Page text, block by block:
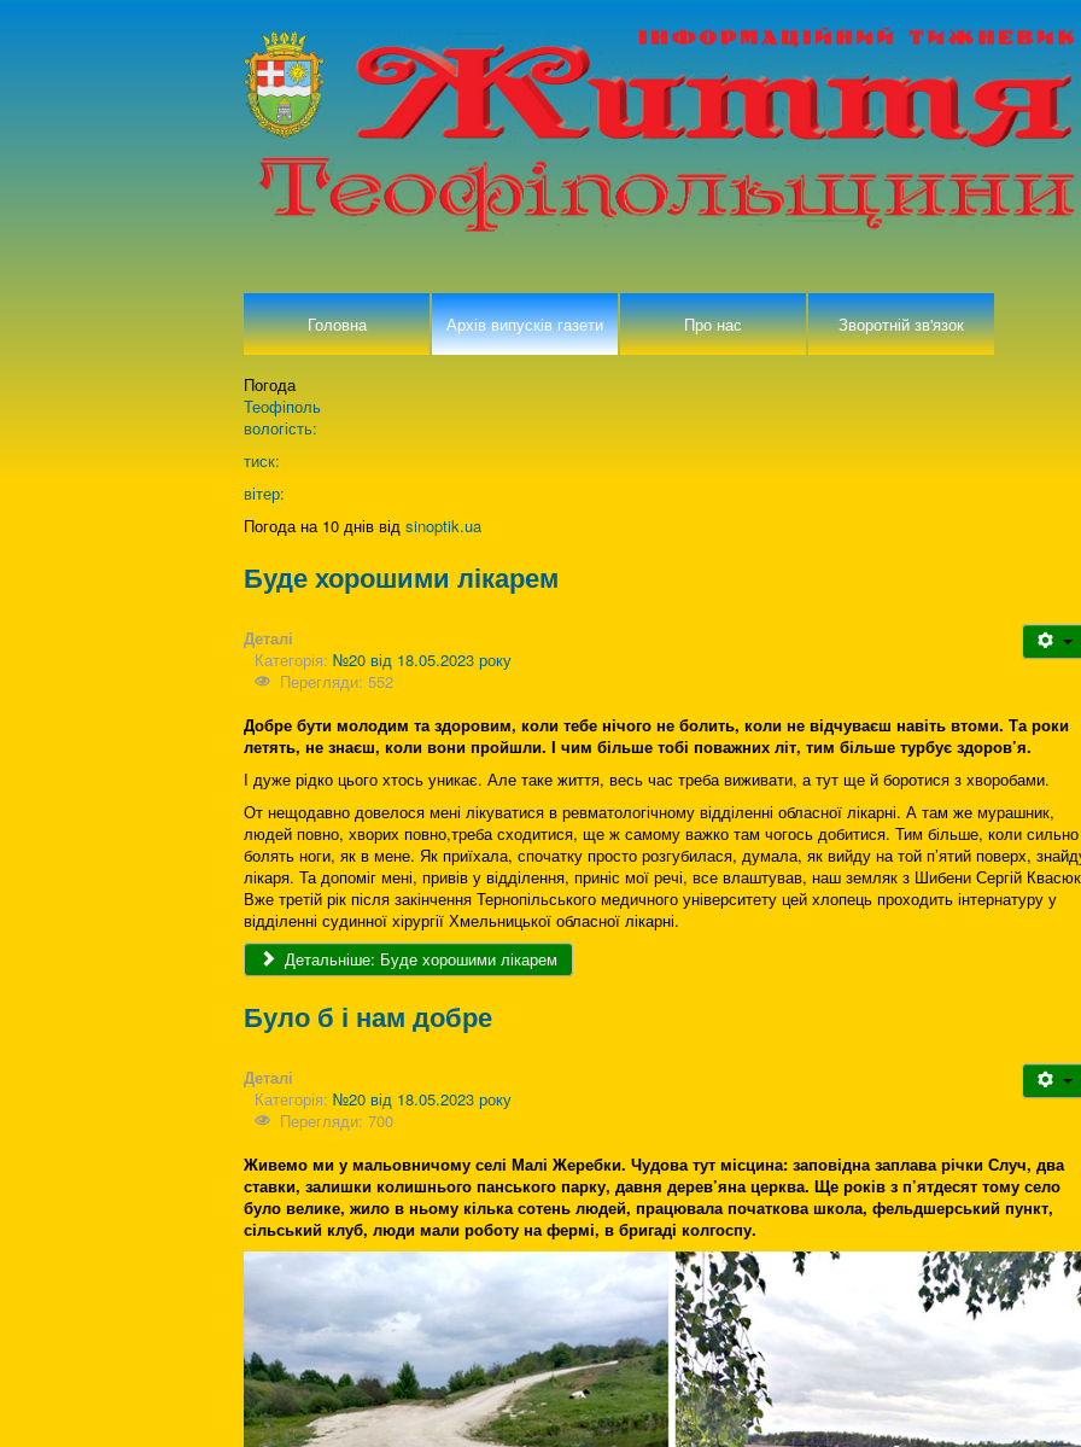
Головна Архів випусків газети Про нас Зворотній зв'язок
Погода
Теофіполь
вологість:
тиск:
вітер:
Погода на 10 днів від sinoptik.ua
Буде хорошими лікарем
Деталі
Категорія: №20 від 18.05.2023 року
Перегляди: 552
Добре бути молодим та здоровим, коли тебе нічого не болить, коли не відчуваєш навіть втоми. Та роки
летять, не знаєш, коли вони пройшли. І чим більше тобі поважних літ, тим більше турбує здоров’я.
І дуже рідко цього хтось уникає. Але таке життя, весь час треба виживати, а тут ще й боротися з хворобами.
От нещодавно довелося мені лікуватися в ревматологічному відділенні обласної лікарні. А там же мурашник,
людей повно, хворих повно,треба сходитися, ще ж самому важко там чогось добитися. Тим більше, коли сильно
болять ноги, як в мене. Як приїхала, спочатку просто розгубилася, думала, як вийду на той п’ятий поверх,
лікаря. Та допоміг мені, привів у відділення, приніс мої речі, все влаштував, наш земляк з Шибени Сергій
Вже третій рік після закінчення Тернопільського медичного університету цей хлопець проходить інтернатуру у
відділенні судинної хірургії Хмельницької обласної лікарні.
Детальніше: Буде хорошими лікарем
Було б і нам добре
Деталі
Категорія: №20 від 18.05.2023 року
Перегляди: 700
Живемо ми у мальовничому селі Малі Жеребки. Чудова тут місцина: заповідна заплава річки Случ, два
ставки, залишки колишнього панського парку, давня дерев’яна церква. Ще років з п’ятдесят тому село
було велике, жило в ньому кілька сотень людей, працювала початкова школа, фельдшерський пункт,
сільський клуб, люди мали роботу на фермі, в бригаді колгоспу.